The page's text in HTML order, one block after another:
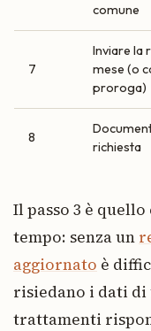
comune
7
Inviare la
mese (o
proroga)
8
richiesta
Il passo 3 è
tempo: senza un
aggiornato è
risiedano i dati di
trattamenti